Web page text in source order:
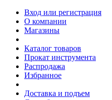
Вход или регистрация
О компании
Магазины
Каталог товаров
Прокат инструмента
Распродажа
Избранное
Доставка и подъем